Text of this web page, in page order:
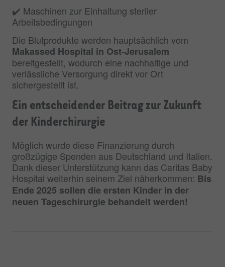
✔️ Maschinen zur Einhaltung steriler
Arbeitsbedingungen
Die Blutprodukte werden hauptsächlich vom
Makassed Hospital in Ost-Jerusalem
bereitgestellt, wodurch eine nachhaltige und
verlässliche Versorgung direkt vor Ort
sichergestellt ist.
Ein entscheidender Beitrag zur Zukunft
der Kinderchirurgie
Möglich wurde diese Finanzierung durch
großzügige Spenden aus Deutschland und Italien.
Dank dieser Unterstützung kann das Caritas Baby
Hospital weiterhin seinem Ziel näherkommen: Bis
Ende 2025 sollen die ersten Kinder in der
neuen Tageschirurgie behandelt werden!